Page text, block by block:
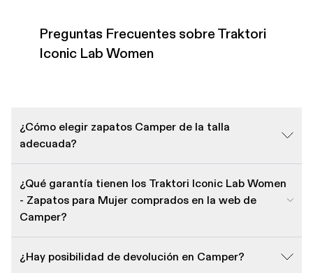
Preguntas Frecuentes sobre Traktori
Iconic Lab Women
¿Cómo elegir zapatos Camper de la talla
adecuada?
¿Qué garantía tienen los Traktori Iconic Lab Women
- Zapatos para Mujer comprados en la web de
Camper?
¿Hay posibilidad de devolución en Camper?